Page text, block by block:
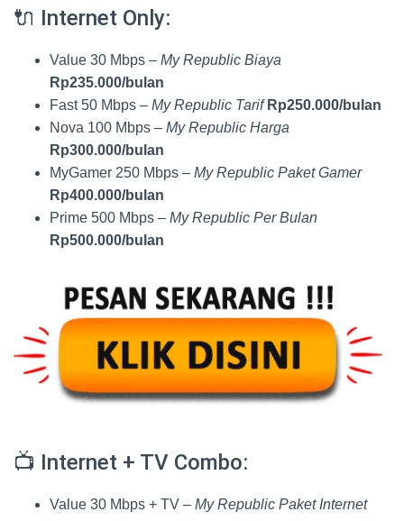
🔌 Internet Only:
Value 30 Mbps – My Republic Biaya
Rp235.000/bulan
Fast 50 Mbps – My Republic Tarif Rp250.000/bulan
Nova 100 Mbps – My Republic Harga
Rp300.000/bulan
MyGamer 250 Mbps – My Republic Paket Gamer
Rp400.000/bulan
Prime 500 Mbps – My Republic Per Bulan
Rp500.000/bulan
📺 Internet + TV Combo:
Value 30 Mbps + TV – My Republic Paket Internet